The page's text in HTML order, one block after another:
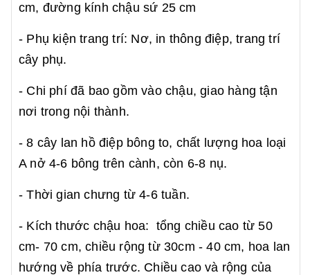
cm, đường kính chậu sứ 25 cm
- Phụ kiện trang trí: Nơ, in thông điệp, trang trí
cây phụ.
- Chi phí đã bao gồm vào chậu, giao hàng tận
nơi trong nội thành.
- 8 cây lan hồ điệp bông to, chất lượng hoa loại
A nở 4-6 bông trên cành, còn 6-8 nụ.
- Thời gian chưng từ 4-6 tuần.
- Kích thước chậu hoa: tổng chiều cao từ 50
cm- 70 cm, chiều rộng từ 30cm - 40 cm, hoa lan
hướng về phía trước. Chiều cao và rộng của